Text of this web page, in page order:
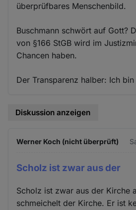
überprüfbares Menschenbild.
Buschmann schwört auf Gott?
von §166 StGB wird im
Chancen haben.
Der Transparenz halber: Ich
Diskussion anzeigen
Werner Koch (nicht überprüft)
Scholz ist zwar aus der
Scholz ist zwar aus der Kirche
schmeichelt der Kirche. Er ist